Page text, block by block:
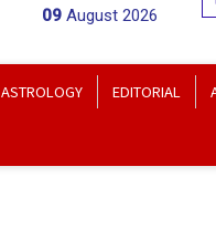
09August 2026
ASTROLOGY EDITORIAL